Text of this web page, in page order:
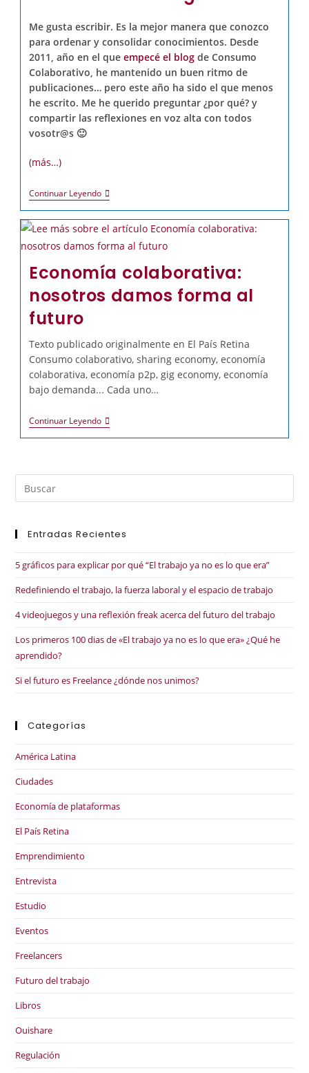
Me gusta escribir. Es la mejor manera que conozco
para ordenar y consolidar conocimientos. Desde
2011, año en el queempecé el blog de Consumo
Colaborativo, he mantenido un buen ritmo de
publicaciones… pero este año ha sido el que menos
he escrito. Me he querido preguntar ¿por qué? y
compartir las reflexiones en voz alta con todos
vosotr@s 🙂
(más…)
Continuar Leyendo
Economía colaborativa:
nosotros damos forma al
futuro
Texto publicado originalmente en El País Retina
Consumo colaborativo, sharing economy, economía
colaborativa, economía p2p, gig economy, economía
bajo demanda... Cada uno…
Continuar Leyendo
Entradas Recientes
5 gráficos para explicar por qué “El trabajo ya no es lo que era”
Redefiniendo el trabajo, la fuerza laboral y el espacio de trabajo
4 videojuegos y una reflexión freak acerca del futuro del trabajo
Los primeros 100 dias de «El trabajo ya no es lo que era» ¿Qué he
aprendido?
Si el futuro es Freelance ¿dónde nos unimos?
Categorías
América Latina
Ciudades
Economía de plataformas
El País Retina
Emprendimiento
Entrevista
Estudio
Eventos
Freelancers
Futuro del trabajo
Libros
Ouishare
Regulación